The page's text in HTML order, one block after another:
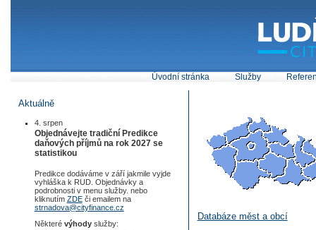
Úvodní stránka Služby
Aktuálně
4. srpen
Objednávejte tradiční Predikce
daňových příjmů na rok 2027 se
statistikou
Predikce dodáváme v září jakmile vyjde
vyhláška k RUD. Objednávky a
podrobnosti v menu služby. nebo
kliknutím ZDEči emailem na
strnadova@cityfinance.cz
Některé výhodyslužby:
Databáze měst a obcí